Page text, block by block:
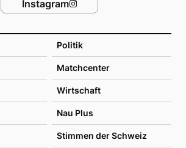
Politik
Matchcenter
Wirtschaft
Nau Plus
Stimmen der Schweiz
Instagram